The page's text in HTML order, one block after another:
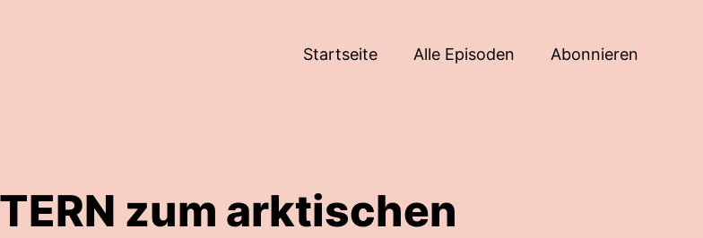
Startseite Alle Episoden Abonnieren
zum arktischen